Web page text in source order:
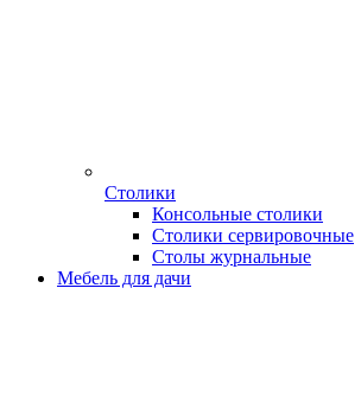
Столики
Консольные столики
Столики сервировочные
Столы журнальные
Мебель для дачи